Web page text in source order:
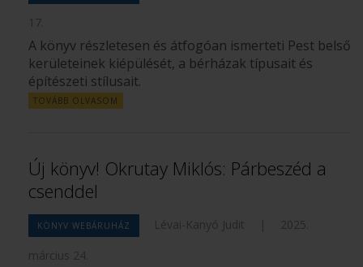
17.
A könyv részletesen és átfogóan ismerteti Pest belső
kerületeinek kiépülését, a bérházak típusait és
építészeti stílusait.
TOVÁBB OLVASOM
Új könyv! Okrutay Miklós: Párbeszéd a
csenddel
KÖNYV WEBÁRUHÁZ Lévai-Kanyó Judit |
2025.
március 24.